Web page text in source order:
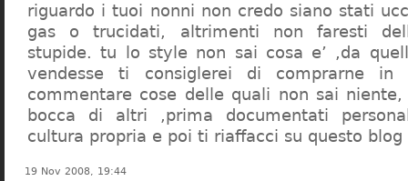
riguardo i tuoi nonni non credo siano stati
gas o trucidati, altrimenti non faresti
stupide. tu lo style non sai cosa e’ ,da
vendesse ti consiglerei di comprarne in
commentare cose delle quali non sai
bocca di altri ,prima documentati
cultura propria e poi ti riaffacci su questo blog
19 Nov 2008, 19:44